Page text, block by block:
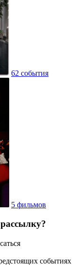
62 события
5 фильмов
событиях